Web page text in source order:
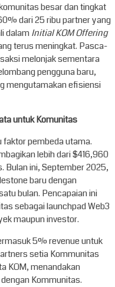
besar dan tingkat
dari 25 ribu partner yang
dalamInitial KOM Offering
terus meningkat. Pasca-
melonjak sementara
pengguna baru,
mengutamakan efisiensi
untuk Komunitas
pembeda utama.
lebih dari $416,960
Bulan ini, September 2025,
baru dengan
bulan. Pencapaian ini
sebagai launchpad Web3
maupun investor.
5% revenue untuk
setia Kommunitas
KOM, menandakan
Kommunitas.